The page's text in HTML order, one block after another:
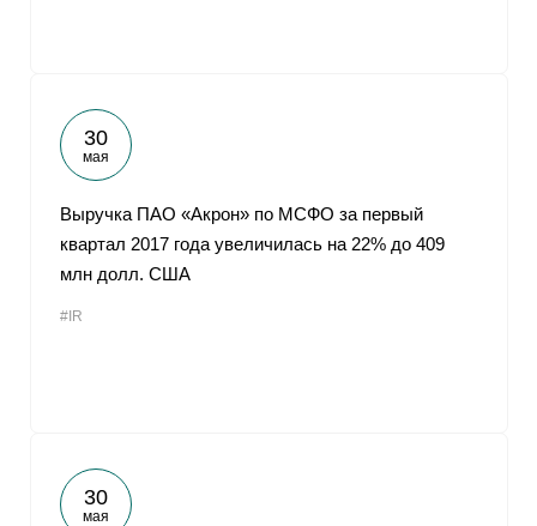
30
мая
Выручка ПАО «Акрон» по МСФО за первый
квартал 2017 года увеличилась на 22% до 409
млн долл. США
#IR
30
мая